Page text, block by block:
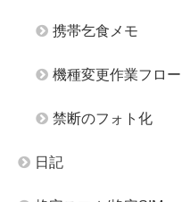
携帯乞食メモ
機種変更作業フロー
禁断のフォト化
日記